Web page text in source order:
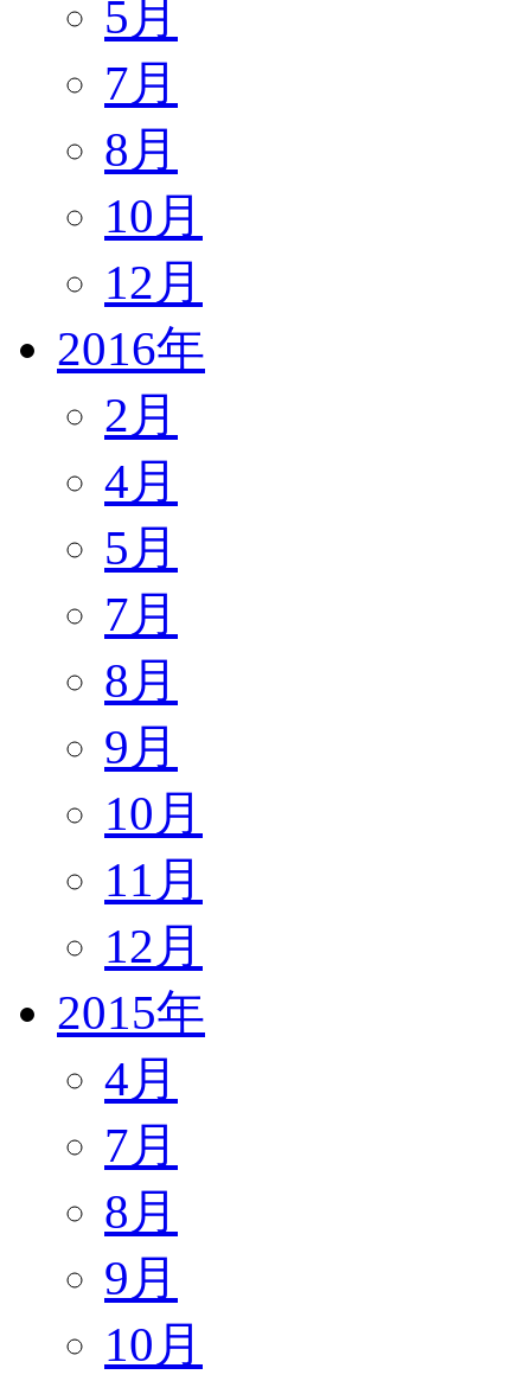
5月
7月
8月
10月
12月
2016年
2月
4月
5月
7月
8月
9月
10月
11月
12月
2015年
4月
7月
8月
9月
10月